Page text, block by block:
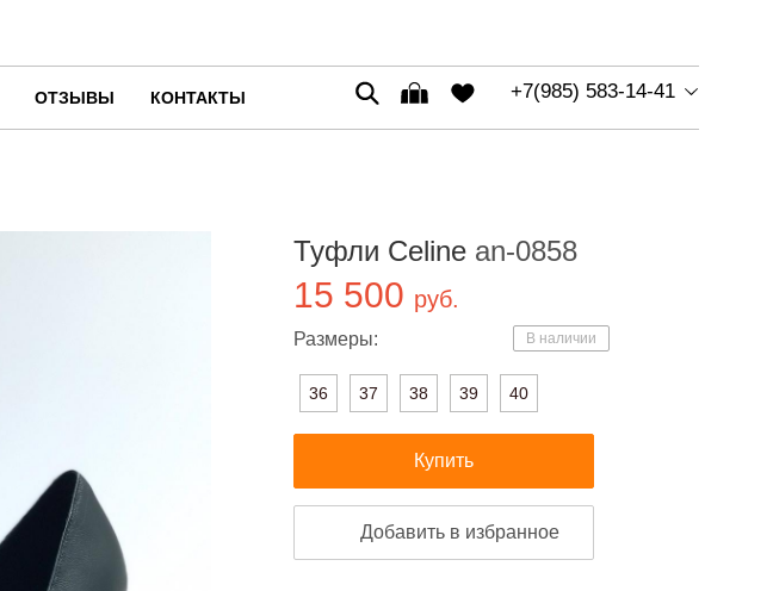
ОТЗЫВЫ КОНТАКТЫ +7(985) 583-14-41
Туфли Celine an-0858
15 500 руб.
В наличии
Размеры:
36 37 38 39 40
Купить
Добавить в избранное